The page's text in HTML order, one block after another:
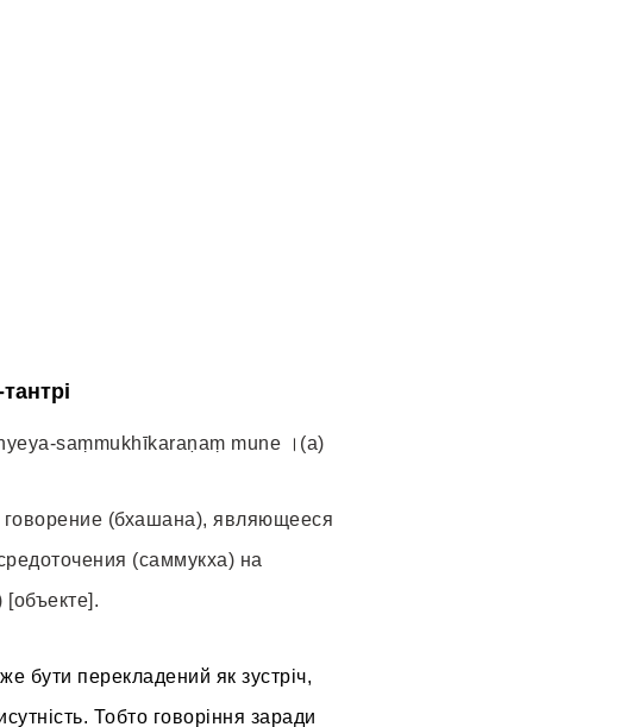
saṃmukhīkaraṇaṃ mune ।(а)
(бхашана), являющееся
(саммукха) на
бути перекладений як зустріч,
Тобто говоріння заради